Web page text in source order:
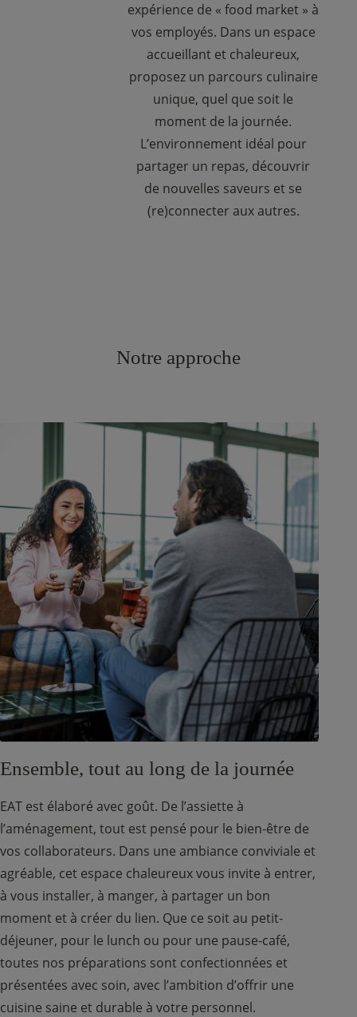
expérience de « food market » à
vos employés. Dans un espace
accueillant et chaleureux,
proposez un parcours culinaire
unique, quel que soit le
moment de la journée.
L’environnement idéal pour
partager un repas, découvrir
de nouvelles saveurs et se
(re)connecter aux autres.
Notre approche
Ensemble, tout au long de la journée
EAT est élaboré avec goût. De l’assiette à
l’aménagement, tout est pensé pour le bien-être de
vos collaborateurs. Dans une ambiance conviviale et
agréable, cet espace chaleureux vous invite à entrer,
à vous installer, à manger, à partager un bon
moment et à créer du lien. Que ce soit au petit-
déjeuner, pour le lunch ou pour une pause-café,
toutes nos préparations sont confectionnées et
présentées avec soin, avec l’ambition d’offrir une
cuisine saine et durable à votre personnel.